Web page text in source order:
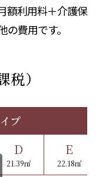
額利用料＋介護保
費用です。
）
プ
D
21.39㎡
E
22.18㎡